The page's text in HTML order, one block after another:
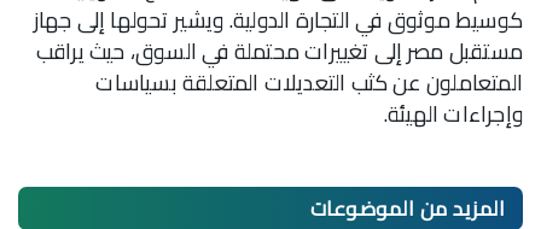
كوسيط موثوق في التجارة الدولية. ويشير تحولها إلى جهاز
مستقبل مصر إلى تغييرات محتملة في السوق، حيث يراقب
المتعاملون عن كثب التعديلات المتعلقة بسياسات
وإجراءات الهيئة.
المزيد منالموضوعات